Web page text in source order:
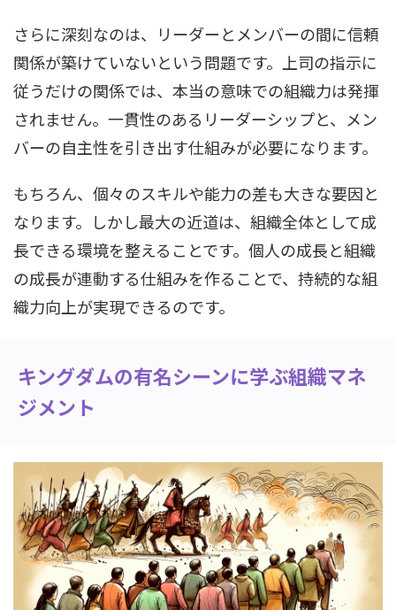
さらに深刻なのは、リーダーとメンバーの間に信頼
関係が築けていないという問題です。上司の指示に
従うだけの関係では、本当の意味での組織力は発揮
されません。一貫性のあるリーダーシップと、メン
バーの自主性を引き出す仕組みが必要になります。
もちろん、個々のスキルや能力の差も大きな要因と
なります。しかし最大の近道は、組織全体として成
長できる環境を整えることです。個人の成長と組織
の成長が連動する仕組みを作ることで、持続的な組
織力向上が実現できるのです。
キングダムの有名シーンに学ぶ組織マネ
ジメント